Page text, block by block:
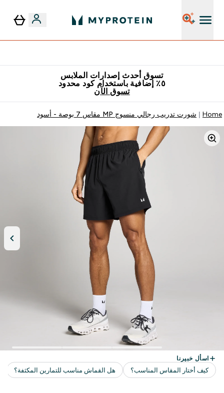
تسوق أحدث إصدارات الملابس
٥٪ إضافية باستخدام كود محدود
تسوق الآن
Home شورت تدريب رجالي منسوج MP مقاس 7 بوصة - أسود